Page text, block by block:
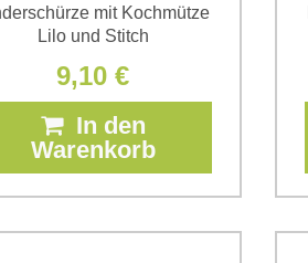
mit Kochmütze
Lilo und Stitch
9,10 €
In den
Warenkorb